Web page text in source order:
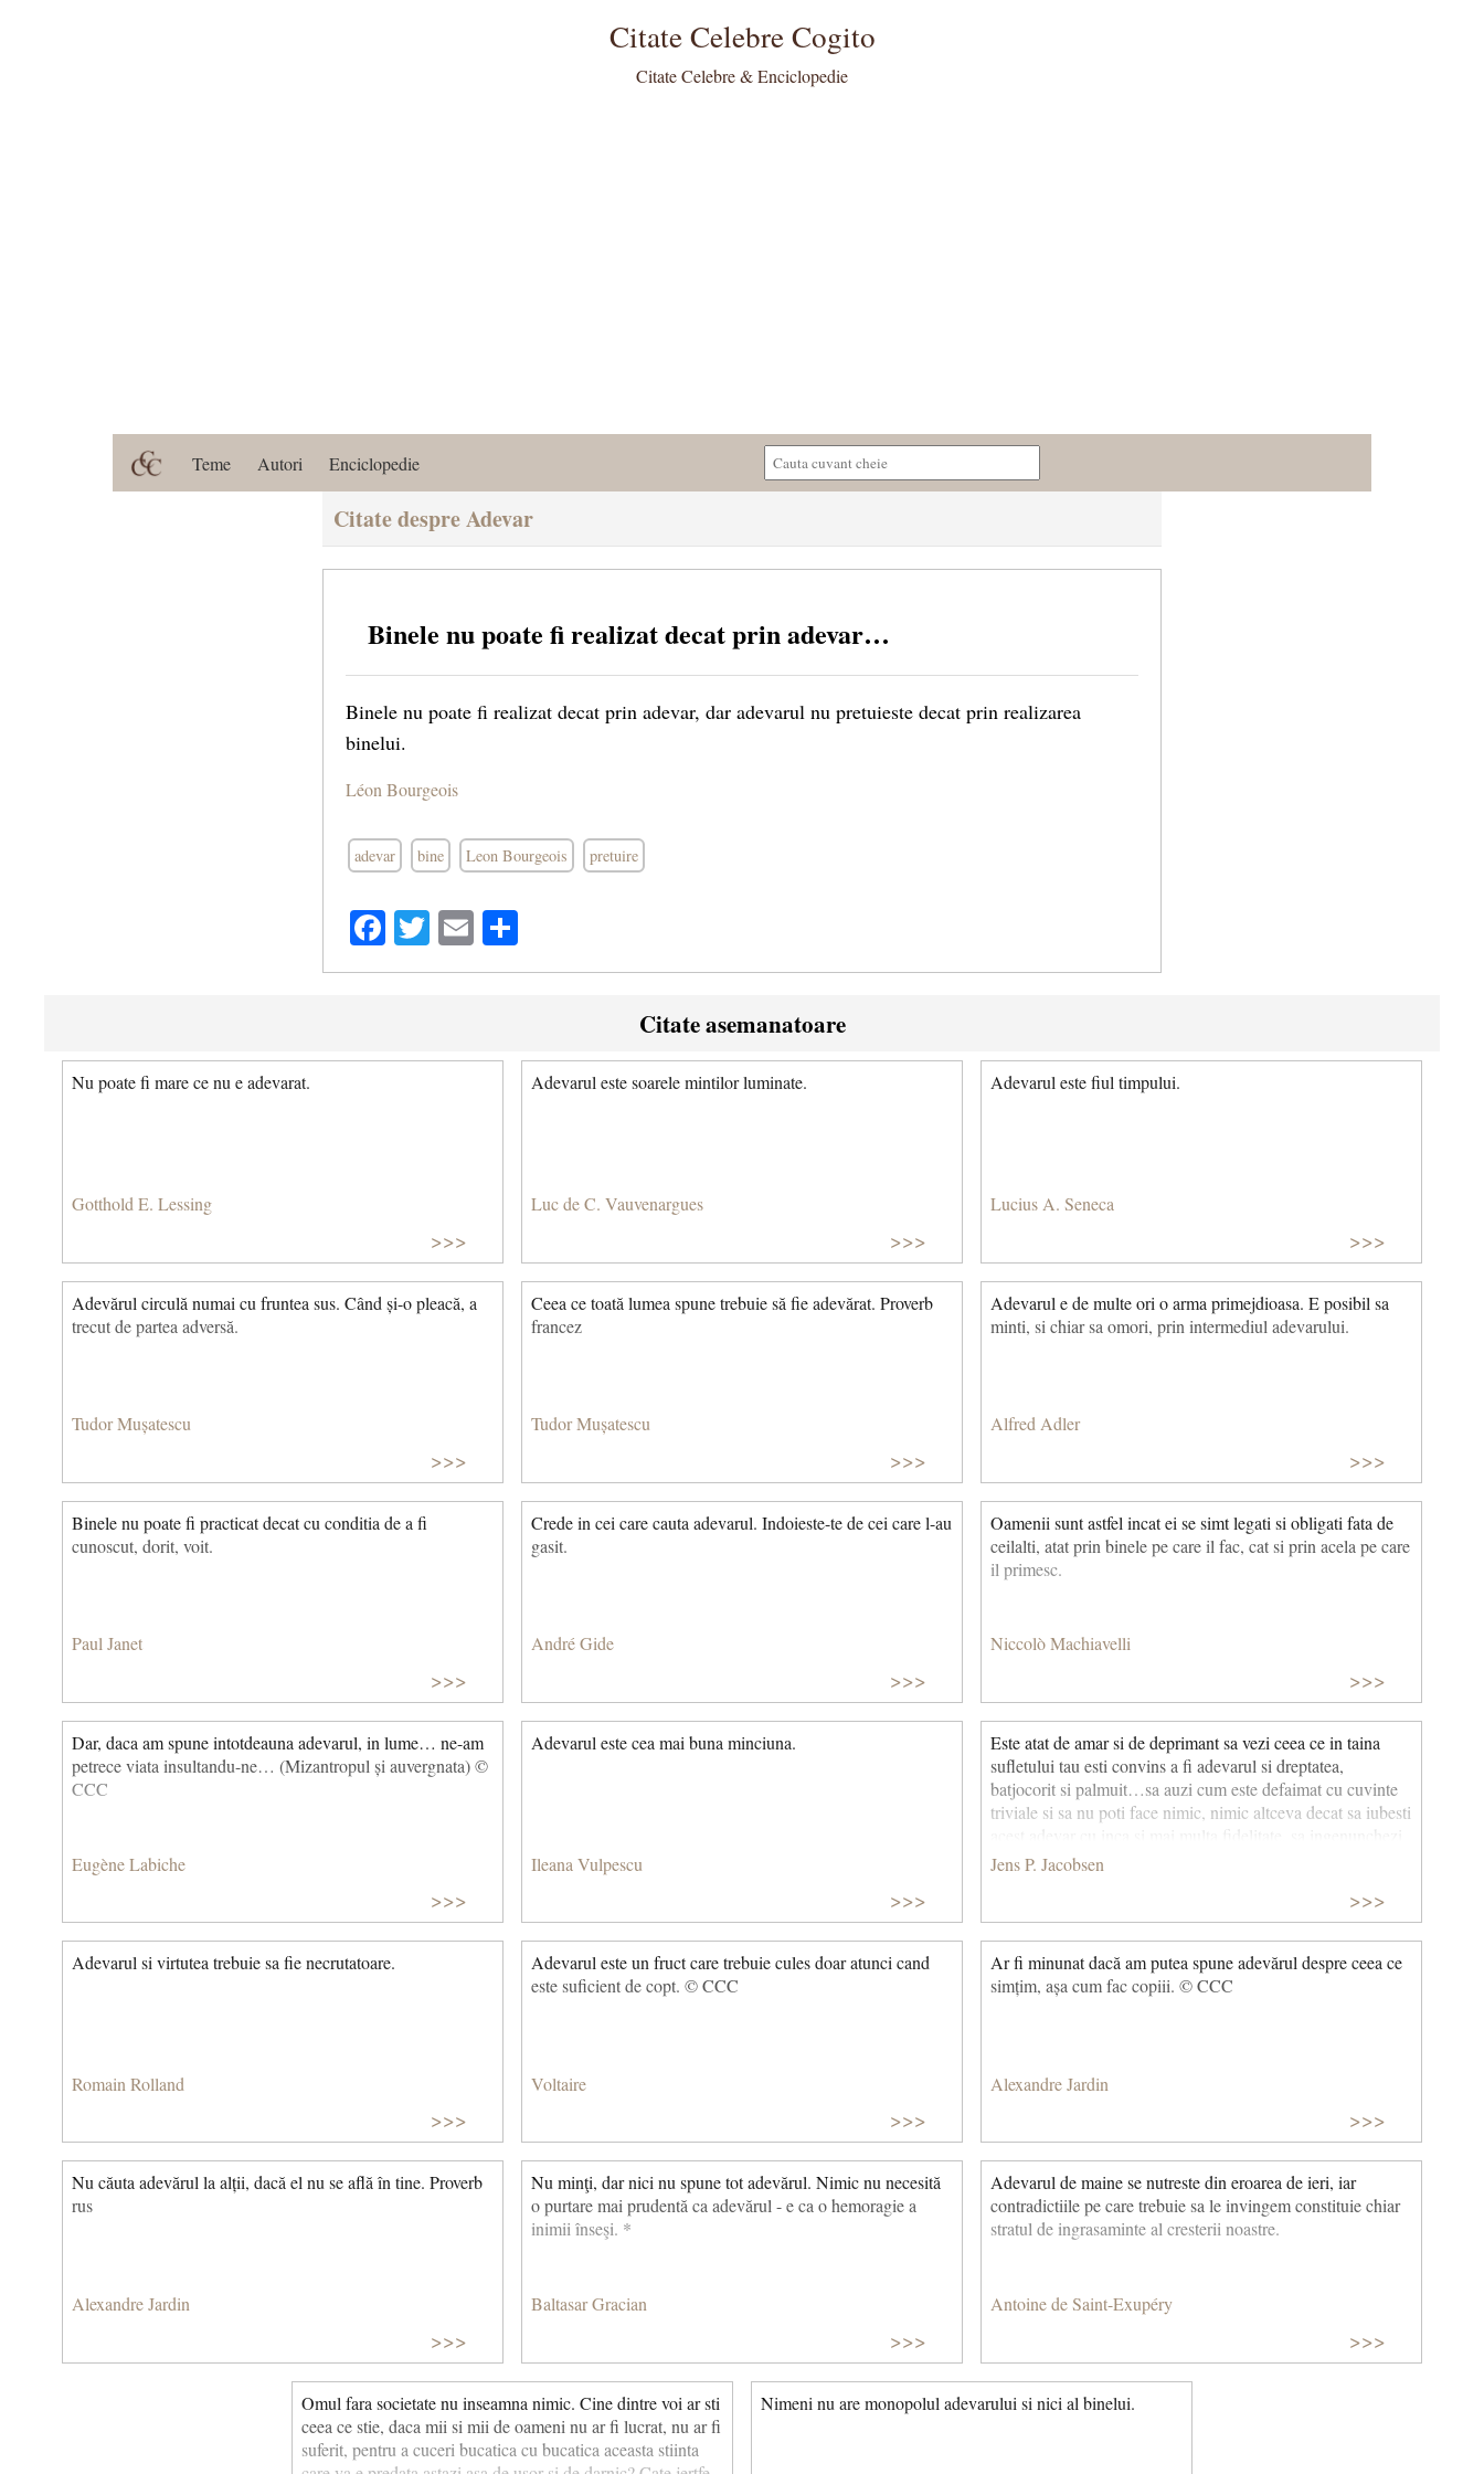
Citate Celebre Cogito
Citate Celebre & Enciclopedie
Teme Autori Enciclopedie
Citate despre Adevar
Binele nu poate fi realizat decat prin adevar…
Binele nu poate fi realizat decat prin adevar, dar adevarul nu pretuieste decat prin realizarea
binelui.
Léon Bourgeois
adevar bine Leon Bourgeois pretuire
Facebook
Twitter
Email
Citate asemanatoare
Nu poate fi mare ce nu e adevarat.
Gotthold E. Lessing
>>>
Adevarul este soarele mintilor luminate.
Luc de C. Vauvenargues
>>>
Adevarul este fiul timpului.
Lucius A. Seneca
>>>
Adevărul circulă numai cu fruntea sus. Când și-o pleacă, a
trecut de partea adversă.
Tudor Mușatescu
>>>
Ceea ce toată lumea spune trebuie să fie adevărat. Proverb
francez
Tudor Mușatescu
>>>
Adevarul e de multe ori o arma primejdioasa. E posibil sa
minti, si chiar sa omori, prin intermediul adevarului.
Alfred Adler
>>>
Binele nu poate fi practicat decat cu conditia de a fi
cunoscut, dorit, voit.
Paul Janet
>>>
Crede in cei care cauta adevarul. Indoieste-te de cei care l-au
gasit.
André Gide
>>>
Oamenii sunt astfel incat ei se simt legati si obligati fata de
ceilalti, atat prin binele pe care il fac, cat si prin acela pe care
il primesc.
Niccolò Machiavelli
>>>
Dar, daca am spune intotdeauna adevarul, in lume… ne-am
petrece viata insultandu-ne… (Mizantropul și auvergnata) ©
CCC
Eugène Labiche
>>>
Adevarul este cea mai buna minciuna.
Ileana Vulpescu
>>>
Este atat de amar si de deprimant sa vezi ceea ce in taina
sufletului tau esti convins a fi adevarul si dreptatea,
batjocorit si palmuit…sa auzi cum este defaimat cu cuvinte
triviale si sa nu poti face nimic, nimic altceva decat sa iubesti
acest adevar cu inca si mai multa fidelitate, sa ingenunchezi
cu inca si mai multa veneratie in fata lui.
Jens P. Jacobsen
>>>
Adevarul si virtutea trebuie sa fie necrutatoare.
Romain Rolland
>>>
Adevarul este un fruct care trebuie cules doar atunci cand
este suficient de copt. © CCC
Voltaire
>>>
Ar fi minunat dacă am putea spune adevărul despre ceea ce
simțim, așa cum fac copiii. © CCC
Alexandre Jardin
>>>
Nu căuta adevărul la alții, dacă el nu se află în tine. Proverb
rus
Alexandre Jardin
>>>
Nu minţi, dar nici nu spune tot adevărul. Nimic nu necesită
o purtare mai prudentă ca adevărul - e ca o hemoragie a
inimii înseşi. *
Baltasar Gracian
>>>
Adevarul de maine se nutreste din eroarea de ieri, iar
contradictiile pe care trebuie sa le invingem constituie chiar
stratul de ingrasaminte al cresterii noastre.
Antoine de Saint-Exupéry
>>>
Omul fara societate nu inseamna nimic. Cine dintre voi ar sti
ceea ce stie, daca mii si mii de oameni nu ar fi lucrat, nu ar fi
suferit, pentru a cuceri bucatica cu bucatica aceasta stiinta
Nimeni nu are monopolul adevarului si nici al binelui.